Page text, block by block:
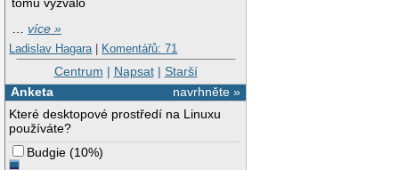
tomu vyzvalo
…více »
Ladislav Hagara | Komentářů: 71
Centrum | Napsat| Starší
navrhněte »
Anketa
Které desktopové prostředí na Linuxu
používáte?
Budgie (10%)